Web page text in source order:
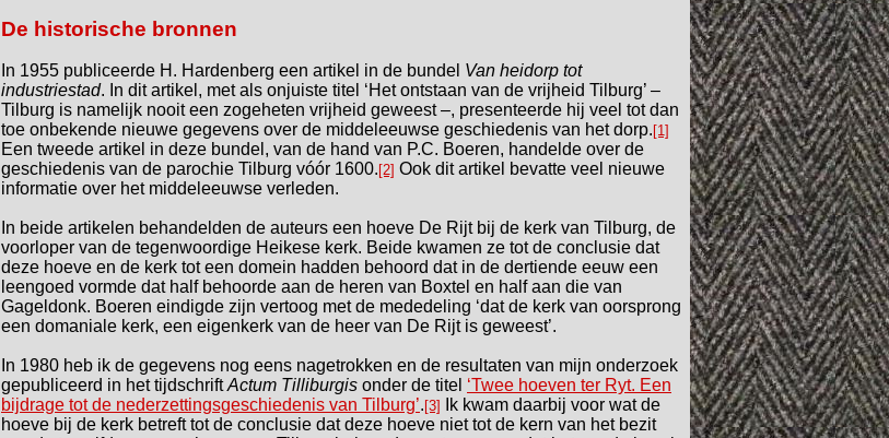
De historische bronnen
In 1955 publiceerde H. Hardenberg een artikel in de bundel Van heidorp tot
industriestad. In dit artikel, met als onjuiste titel ‘Het ontstaan van de vrijheid Tilburg’ –
Tilburg is namelijk nooit een zogeheten vrijheid geweest –, presenteerde hij veel tot dan
toe onbekende nieuwe gegevens over de middeleeuwse geschiedenis van het dorp. [1]
Een tweede artikel in deze bundel, van de hand van P.C. Boeren, handelde over de
geschiedenis van de parochie Tilburg vóór 1600. [2] Ook dit artikel bevatte veel nieuwe
informatie over het middeleeuwse verleden.
In beide artikelen behandelden de auteurs een hoeve De Rijt bij de kerk van Tilburg, de
voorloper van de tegenwoordige Heikese kerk. Beide kwamen ze tot de conclusie dat
deze hoeve en de kerk tot een domein hadden behoord dat in de dertiende eeuw een
leengoed vormde dat half behoorde aan de heren van Boxtel en half aan die van
Gageldonk. Boeren eindigde zijn vertoog met de mededeling ‘dat de kerk van oorsprong
een domaniale kerk, een eigenkerk van de heer van De Rijt is geweest’.
In 1980 heb ik de gegevens nog eens nagetrokken en de resultaten van mijn onderzoek
gepubliceerd in het tijdschriftActum Tilliburgis onder de titel ‘Twee hoeven ter Ryt. Een
bijdrage tot de nederzettingsgeschiedenis van Tilburg’. [3]
Ik kwam daarbij voor wat de
hoeve bij de kerk betreft tot de conclusie dat deze hoeve niet tot de kern van het bezit